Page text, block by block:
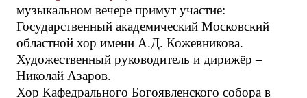
музыкальном вечере примут участие:
Государственный академический Московский
областной хор имени А.Д. Кожевникова.
Художественный руководитель и дирижёр –
Николай Азаров.
Хор Кафедрального Богоявленского собора в